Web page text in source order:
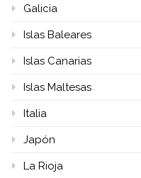
Galicia
Islas Baleares
Islas Canarias
Islas Maltesas
Italia
Japón
La Rioja